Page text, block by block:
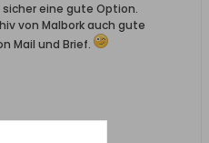
sicher eine gute Option.
von Malbork auch gute
Mail und Brief.